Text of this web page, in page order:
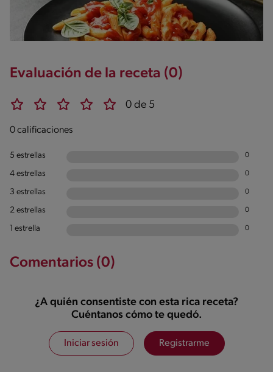
Evaluación de la receta (0)
0 de 5
0 calificaciones
5 estrellas 0
4 estrellas 0
3 estrellas 0
2 estrellas 0
1 estrella 0
Comentarios (0)
¿A quién consentiste con esta rica receta?
Cuéntanos cómo te quedó.
Iniciar sesión Registrarme